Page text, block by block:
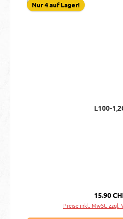
Nur 4 auf Lager!
L100-
Regulärer
15.90
Preise inkl. MwSt. zzgl.